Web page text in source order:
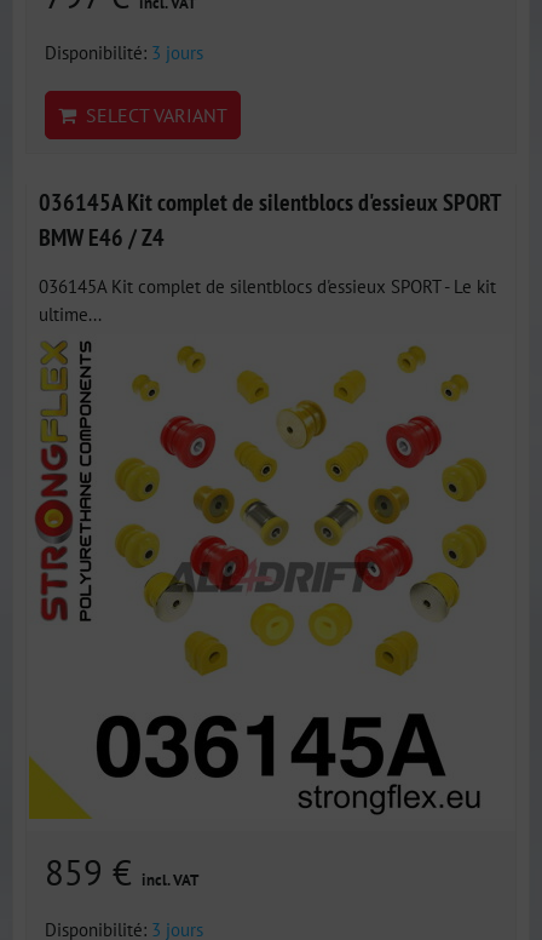
Disponibilité: 3 jours
SELECT VARIANT
036145A Kit complet de silentblocs d'essieux SPORT
BMW E46 / Z4
036145A Kit complet de silentblocs d'essieux SPORT - Le kit
ultime...
859 € incl. VAT
Disponibilité: 3 jours